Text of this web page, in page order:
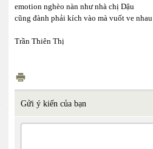
emotion nghèo nàn như nhà chị Dậu
cũng đành phải kích vào mà vuốt ve nhau
Trần Thiên Thị
Gửi ý kiến của bạn